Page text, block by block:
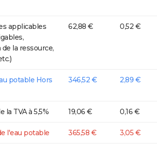
applicables
la ressource,
62,88 € 0,52 €
potable Hors
346,52 € 2,89 €
la TVA à 5,5% 19,06 € 0,16 €
l'eau potable 365,58 € 3,05 €